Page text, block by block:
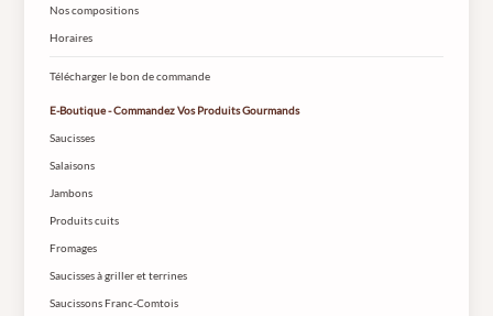
Nos compositions
Horaires
Télécharger le bon de commande
E-Boutique - Commandez Vos Produits Gourmands
Saucisses
Salaisons
Jambons
Produits cuits
Fromages
Saucisses à griller et terrines
Saucissons Franc-Comtois